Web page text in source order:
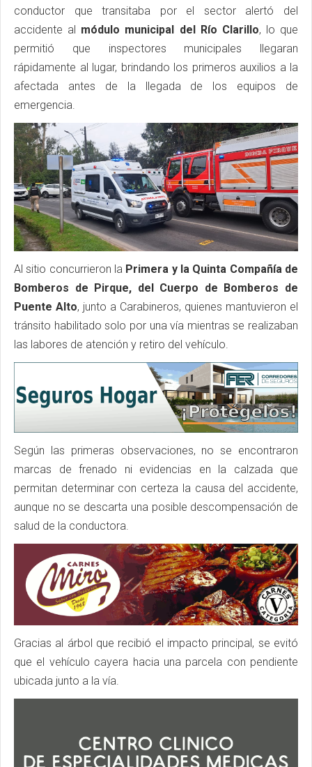
conductor que transitaba por el sector alertó del
accidente al módulo municipal del Río Clarillo, lo que
permitió que inspectores municipales llegaran
rápidamente al lugar, brindando los primeros auxilios a la
afectada antes de la llegada de los equipos de
emergencia.
Al sitio concurrieron la Primera y la Quinta Compañía de
Bomberos de Pirque, del Cuerpo de Bomberos de
Puente Alto, junto a Carabineros, quienes mantuvieron el
tránsito habilitado solo por una vía mientras se realizaban
las labores de atención y retiro del vehículo.
Según las primeras observaciones, no se encontraron
marcas de frenado ni evidencias en la calzada que
permitan determinar con certeza la causa del accidente,
aunque no se descarta una posible descompensación de
salud de la conductora.
Gracias al árbol que recibió el impacto principal, se evitó
que el vehículo cayera hacia una parcela con pendiente
ubicada junto a la vía.